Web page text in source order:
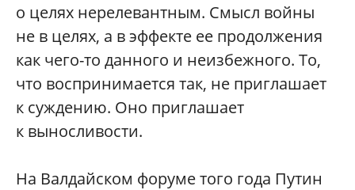
о целях нерелевантным. Смысл войны
не в целях, а в эффекте ее продолжения
как чего-то данного и неизбежного. То,
что воспринимается так, не приглашает
к суждению. Оно приглашает
к выносливости.
На Валдайском форуме того года Путин